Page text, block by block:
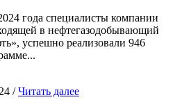
года специалисты компании
в нефтегазодобывающий
успешно реализовали 946
/Читать далее